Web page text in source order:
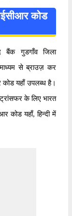
कोड
बैंक गुडगाँव जिला
से ब्राउज़ कर
यहाँ उपलब्ध है।
के लिए भारत
कोड यहाँ, हिन्दी में